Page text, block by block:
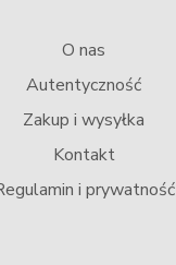
O nas
Autentyczność
Zakup i wysyłka
Kontakt
i prywatność